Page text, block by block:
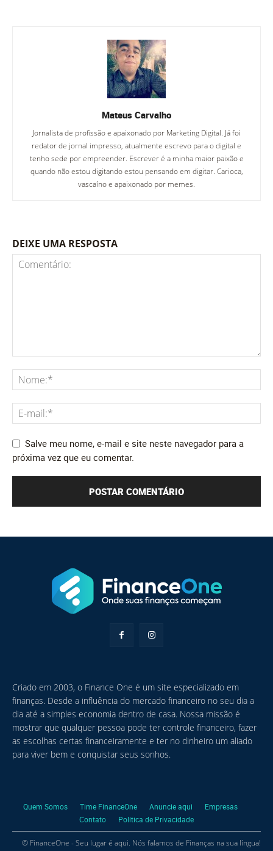
Mateus Carvalho
Jornalista de profissão e apaixonado por Marketing Digital. Já foi
redator de jornal impresso, atualmente escrevo para o digital e
tenho sede por empreender. Escrever é a minha maior paixão e
quando não estou digitando estou pensando em digitar. Carioca,
vascaíno e apaixonado por memes.
DEIXE UMA RESPOSTA
Salve meu nome, e-mail e site neste navegador para a
próxima vez que eu comentar.
Criado em 2003, o Finance One é um site especializado em
finanças. Desde a influência do mercado financeiro no seu dia a
dia até a simples economia dentro de casa. Nossa missão é
mostrar que qualquer pessoa pode ter controle financeiro, fazer
as escolhas certas financeiramente e ter no dinheiro um aliado
para viver bem e conquistar seus sonhos.
Quem Somos Time FinanceOne Anuncie aqui
Empresas
Contato
Política de Privacidade
© FinanceOne - Seu lugar é aqui. Nós falamos de Finanças na sua língua!